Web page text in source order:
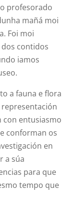
profesorado
mañá moi
Foi moi
contidos
iamos
a fauna e flora
representación
con entusiasmo
conforman os
en
a súa
para que
tempo que